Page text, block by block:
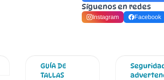
Síguenos en redes
Instagram Facebook
GUÍA DE
TALLAS